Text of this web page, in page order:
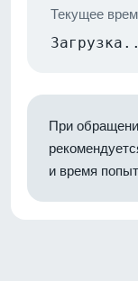
Текущее
При
и время